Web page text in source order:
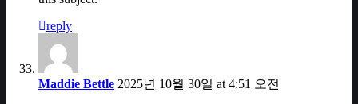
reply
Maddie Bettle 2025년 10월 30일 at 4:51 오전